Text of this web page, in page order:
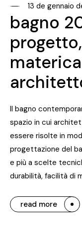
13 de gennaio
bagno
Il bagno
spazio in cui
essere risolte in
progettazione del
e più a scelte
durabilità, facilità di
read more